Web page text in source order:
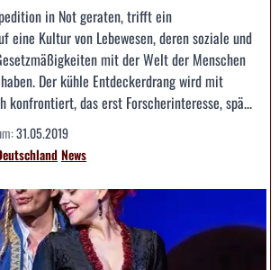
in Not geraten, trifft ein
eine Kultur von Lebewesen, deren soziale und
mit der Welt der Menschen
Der kühle Entdeckerdrang wird mit
konfrontiert, das erst Forscherinteresse, spä...
31.05.2019
News